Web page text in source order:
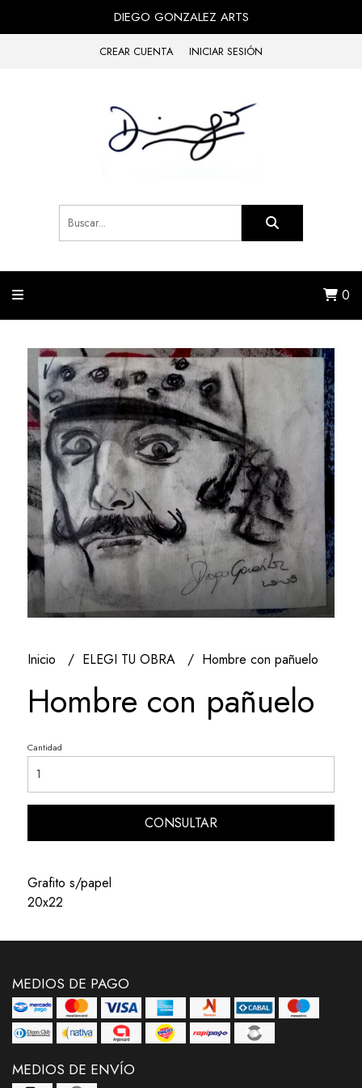
DIEGO GONZALEZ ARTS
CREAR CUENTA INICIAR SESIÓN
0
Inicio ELEGI TU OBRA Hombre con pañuelo
Hombre con pañuelo
Cantidad
CONSULTAR
Grafito s/papel
20x22
MEDIOS DE PAGO
MEDIOS DE ENVÍO